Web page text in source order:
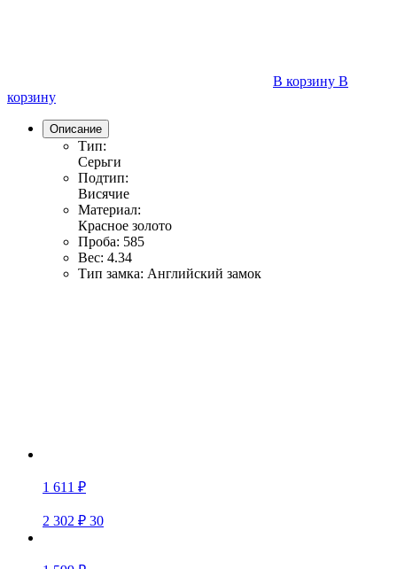
В корзину В
корзину
Описание
Тип:
Серьги
Подтип:
Висячие
Материал:
Красное золото
Проба: 585
Вес: 4.34
Тип замка: Английский замок
1 611 ₽
2 302 ₽ 30